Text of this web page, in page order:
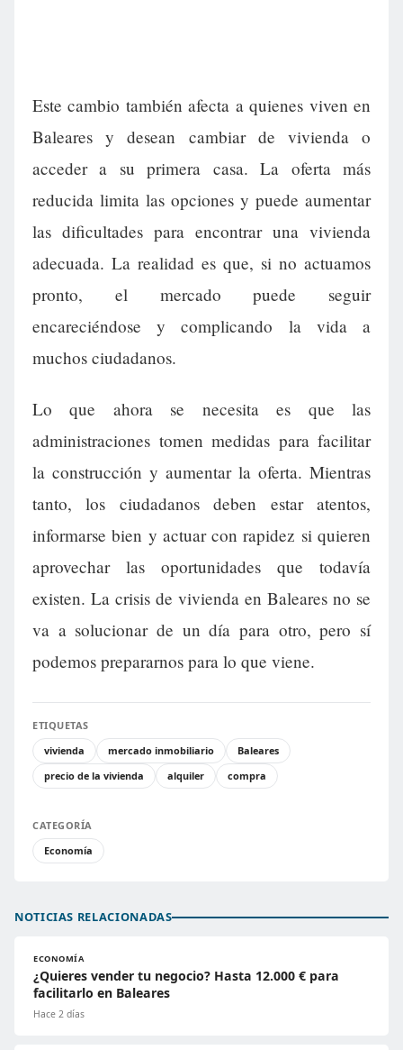
Este cambio también afecta a quienes viven en
Baleares y desean cambiar de vivienda o
acceder a su primera casa. La oferta más
reducida limita las opciones y puede aumentar
las dificultades para encontrar una vivienda
adecuada. La realidad es que, si no actuamos
pronto, el mercado puede seguir
encareciéndose y complicando la vida a
muchos ciudadanos.
Lo que ahora se necesita es que las
administraciones tomen medidas para facilitar
la construcción y aumentar la oferta. Mientras
tanto, los ciudadanos deben estar atentos,
informarse bien y actuar con rapidez si quieren
aprovechar las oportunidades que todavía
existen. La crisis de vivienda en Baleares no se
va a solucionar de un día para otro, pero sí
podemos prepararnos para lo que viene.
ETIQUETAS
vivienda
mercado inmobiliario
Baleares
precio de la vivienda
alquiler compra
CATEGORÍA
Economía
NOTICIAS RELACIONADAS
ECONOMÍA
¿Quieres vender tu negocio? Hasta 12.000 € para
facilitarlo en Baleares
Hace 2 días